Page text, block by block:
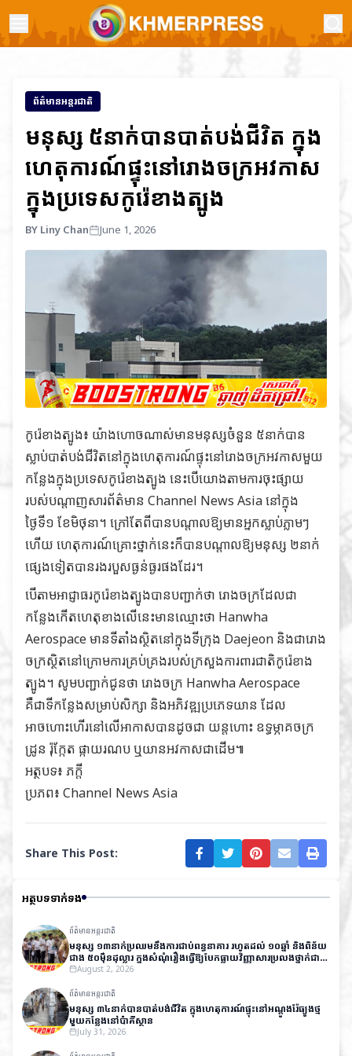
ព័ត៌មានអន្តរជាតិ
មនុស្ស ៥នាក់បានបាត់បង់ជីវិត ក្នុង
ហេតុការណ៍ផ្ទុះនៅរោងចក្រអវកាស
ក្នុងប្រទេសកូរ៉េខាងត្បូង
BY Liny Chan June 1, 2026
កូរ៉េខាងត្បូង៖ យ៉ាងហោចណាស់មានមនុស្សចំនួន ៥នាក់បាន
ស្លាប់បាត់បង់ជីវិតនៅក្នុងហេតុការណ៍ផ្ទុះនៅរោងចក្រអវកាសមួយ
កន្លែងក្នុងប្រទេសកូរ៉េខាងត្បូង នេះបើយោងតាមការ​ចុះផ្សាយ
របស់បណ្តាញសារព័ត៌មាន Channel News Asiaនៅក្នុង
ថ្ងៃទី១ ខែមិថុនា។ ក្រៅតែពីបានបណ្តាលឱ្យមានអ្នកស្លាប់ភ្លាមៗ
ហើយ ហេតុការណ៍គ្រោះថ្នាក់នេះក៏បានបណ្តាលឱ្យមនុស្ស ២នាក់
ផ្សេងទៀតបានរងរបួសធ្ងន់ធ្ងរផងដែរ។
បើតាមអាជ្ញាធរកូរ៉េខាងត្បូងបានបញ្ជាក់ថា រោងចក្រដែលជា
កន្លែងកើតហេតុខាងលើនេះមានឈ្មោះថា Hanwha
Aerospace មានទីតាំងស្ថិតនៅក្នុងទីក្រុង​ Daejeon និងជារោង
ចក្រស្ថិតនៅក្រោមការគ្រប់គ្រងរបស់ក្រសួងការពារជាតិកូរ៉េខាង
ត្បូង។ សូមបញ្ជាក់ជូនថា រោងចក្រ Hanwha Aerospace
គឺជាទីកន្លែងសម្រាប់សិក្សា និងអភិវឌ្ឍប្រភេទយាន ដែល
អាចហោះហើរនៅលើអាកាសបានដូចជា យន្តហោះ ឧទ្ធម្ភាគចក្រ
ដ្រូន រ៉ុក្កែត ផ្កាយរណប ឬយានអវកាសជាដើម៕
អត្ថបទ៖ ភក្តី
ប្រភព៖ Channel News Asia
Share This Post:
អត្ថបទទាក់ទង
ព័ត៌មានអន្តរជាតិ
មនុស្ស ១៣នាក់ប្រឈមនឹងការជាប់ពន្ធនាគារ រហូតដល់ ១០ឆ្នាំ និងពិន័យ
ជាង ៥០ម៉ឺនដុល្លារ ក្នុងសំណុំរឿងធ្វើឱ្យបែកធ្លាយវិញ្ញាសារប្រលងថ្នាក់ជាតិ
នៅឥណ្ឌា
August 2, 2026
ព័ត៌មានអន្តរជាតិ
មនុស្ស ៣៤នាក់បានបាត់បង់ជីវិត ក្នុងហេតុការណ៍ផ្ទុះនៅអណ្តូងរ៉ែធ្យូងថ្ម
មួយកន្លែងនៅប៉ាគីស្ថាន
July 31, 2026